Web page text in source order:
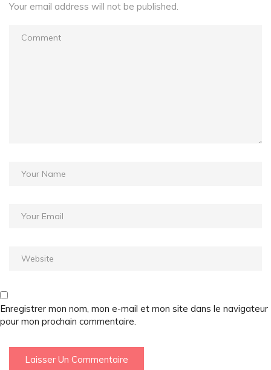
Your email address will not be published.
Enregistrer mon nom, mon e-mail et mon site dans le navigateur
pour mon prochain commentaire.